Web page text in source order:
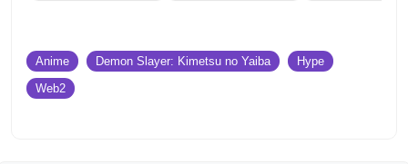
Anime Demon Slayer: Kimetsu no Yaiba
Hype
Web2